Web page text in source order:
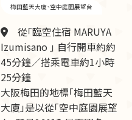
梅田藍天大廈、空中庭園展望台
從「臨空住宿 MARUYA
Izumisano 」 自行開車約約
45分鐘／搭乘電車約1小時
25分鐘
大阪梅田的地標「梅田藍天
大廈」是以從「空中庭園展望